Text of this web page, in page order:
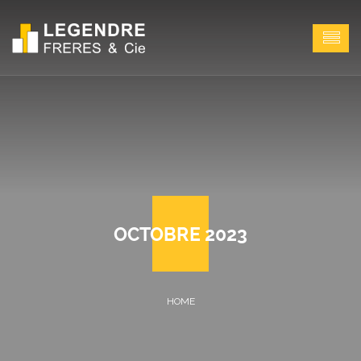
OCTOBRE 2023